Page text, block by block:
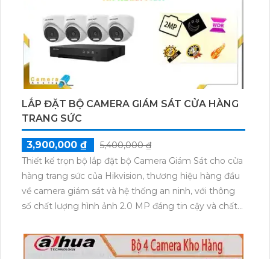
LẮP ĐẶT BỘ CAMERA GIÁM SÁT CỬA HÀNG
TRANG SỨC
3,900,000 ₫
5,400,000 ₫
Thiết kế trọn bộ lắp đặt bộ Camera Giám Sát cho cửa
hàng trang sức của Hikvision, thương hiệu hàng đầu
về camera giám sát và hệ thống an ninh, với thông
số chất lượng hình ảnh 2.0 MP đáng tin cậy và chất
camera chất lượng cao, hệ thống ghi hình đa kênh,
và các phụ kiện cần thiết khác. Được thiết kế đặc biệt